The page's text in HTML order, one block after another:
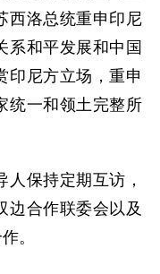
西洛总统重申印尼
系和平发展和中国
印尼方立场，重申
统一和领土完整所
保持定期互访，
边合作联委会以及
。